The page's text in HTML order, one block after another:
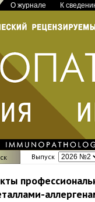
О журнале К
Выпуск